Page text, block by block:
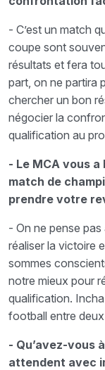
- C’est un match
coupe sont
résultats et fera
part, on ne partira
chercher un bon
négocier la
qualification au
- Le MCA vous
match de
prendre votre
- On ne pense
réaliser la victoire
sommes
notre mieux pour
qualification.
football entre
- Qu’avez-vous
attendent avec